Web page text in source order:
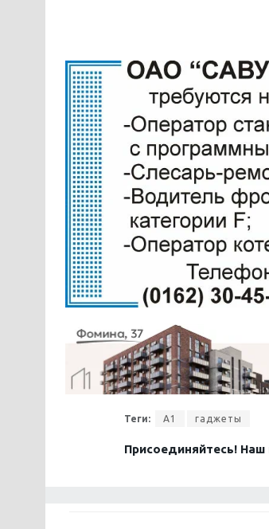
Теги: А1 гаджеты
Присоединяйтесь! Наш